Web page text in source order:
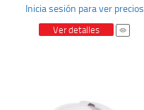
Inicia sesión para ver precios
Ver detalles